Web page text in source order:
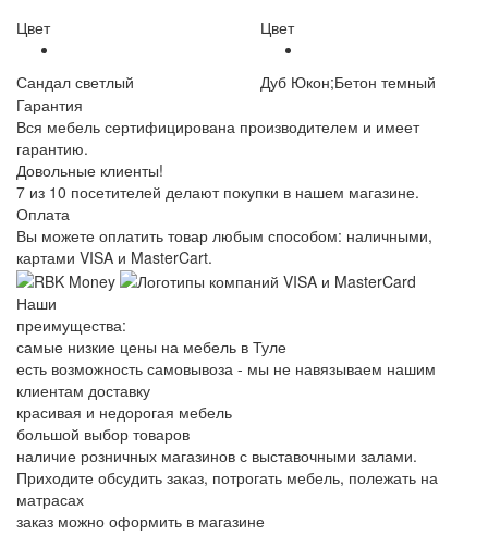
Цвет
Сандал светлый
Цвет
Дуб Юкон;Бетон темный
Гарантия
Вся мебель сертифицирована производителем и имеет
гарантию.
Довольные клиенты!
7 из 10 посетителей делают покупки в нашем магазине.
Оплата
Вы можете оплатить товар любым способом: наличными,
картами VISA и MasterCart.
Наши
преимущества:
самые низкие цены на мебель в Туле
есть возможность самовывоза - мы не навязываем нашим
клиентам доставку
красивая и недорогая мебель
большой выбор товаров
наличие розничных магазинов с выставочными залами.
Приходите обсудить заказ, потрогать мебель, полежать на
матрасах
заказ можно оформить в магазине